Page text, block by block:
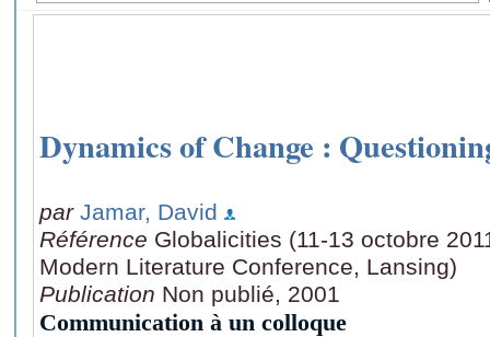
Dynamics of Change :
par Jamar, David
Référence Globalicities (11-13 octobre
Modern Literature Conference, Lansing)
Publication Non publié, 2001
Communication à un colloque